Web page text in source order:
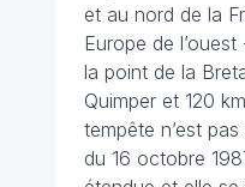
et au nord de la
Europe de
la point de la
Quimper et 120
tempête n’est
du 16 octobre